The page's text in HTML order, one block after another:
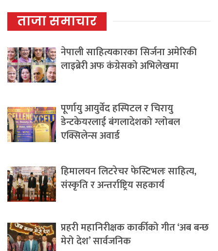
ताजा समाचार
नेपाली साहित्यकारका सिर्जना अमेरिकी
लाइब्रेरी अफ कंग्रेसको अभिलेखमा
पूर्णायु आयुर्वेद हस्पिटल र चिरायु
डेन्टकेयरलाई बंगलादेशको ग्लोबल
एक्सिलेन्स अवार्ड
हिमालयन लिटरेचर फेस्टिभलः साहित्य,
संस्कृति र अन्तर्राष्ट्रिय सहकार्य
प्रहरी महानिरीक्षक कार्कीको गीत ‘अब बन्छ
मेरो देश’ सार्वजनिक